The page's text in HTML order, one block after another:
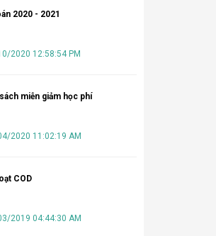
2020 - 2021
2020 12:58:54 PM
miễn giảm học phí
2020 11:02:19 AM
COD
2019 04:44:30 AM